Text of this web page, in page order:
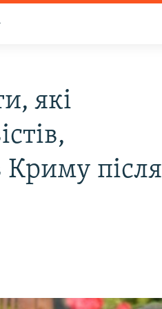
які
Криму після